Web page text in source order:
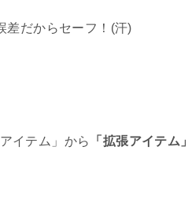
差だからセーフ！(汗)
イテム」から 「拡張アイテム」